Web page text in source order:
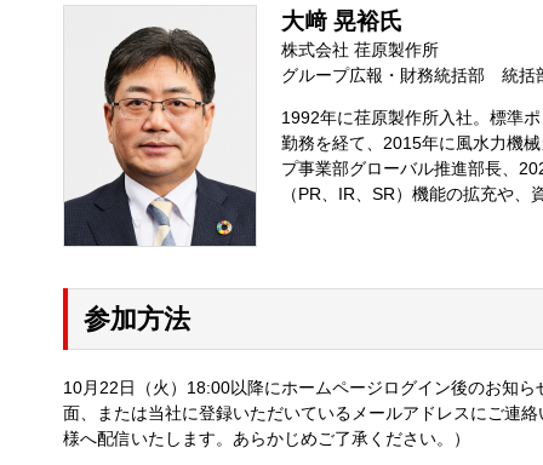
大﨑 晃裕氏
株式会社 荏原製作所
グループ広報・財務統括部 統括
1992年に荏原製作所入社。標準
勤務を経て、2015年に風水力機
プ事業部グローバル推進部長、
（PR、IR、SR）機能の拡充や
参加方法
10月22日（火）18:00以降にホームページログイン後のお知
面、または当社に登録いただいているメールアドレスにご連
様へ配信いたします。あらかじめご了承ください。）